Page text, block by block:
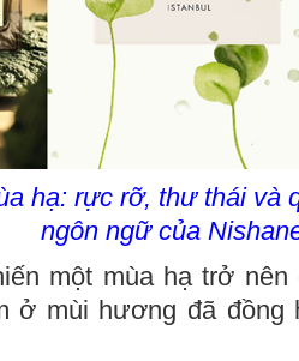
hạ: rực rỡ, thư thái và
ngôn ngữ của
một mùa hạ trở
ở mùi hương đã đồng